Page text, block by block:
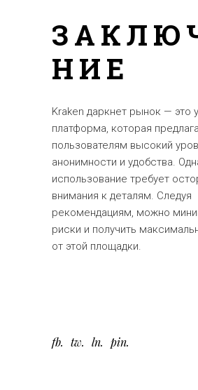
НИЕ
Kraken даркнет рынок — это
платформа, которая
пользователям высокий
анонимности и удобства.
использование требует
внимания к деталям. Следуя
рекомендациям, можно
риски и получить
от этой площадки.
fb tw ln pin